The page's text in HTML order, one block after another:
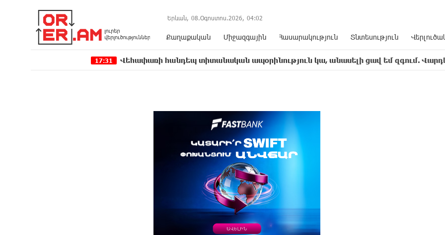
Երևան, 08.Օգոստոս.2026, 04:02
Քաղաքական Միջազգային Հասարակություն Տնտեսություն
Վեհափառի հանդեպ տիտանական ապօրինություն կա, անասելի ցավ եմ զգում. Վարդևանյան